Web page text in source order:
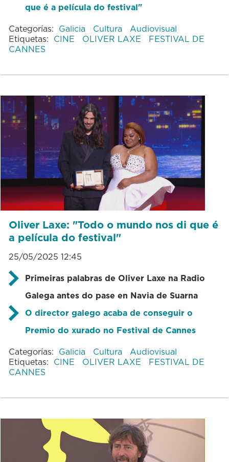
que é a película do festival"
Categorías: Galicia Cultura
Audiovisual
Etiquetas: CINE OLIVER LAXE
FESTIVAL DE
CANNES
Oliver Laxe: "Todo o mundo nos di que é
a película do festival"
25/05/2025 12:45
Primeiras palabras de Oliver Laxe na Radio
Galega antes do pase en Navia de Suarna
O director galego acaba de conseguir o
Premio do xurado no Festival de Cannes
Categorías: Galicia Cultura
Audiovisual
Etiquetas: CINE OLIVER LAXE
FESTIVAL DE
CANNES